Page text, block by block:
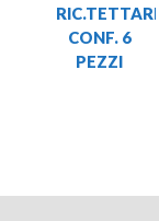
CONF. 6
PEZZI